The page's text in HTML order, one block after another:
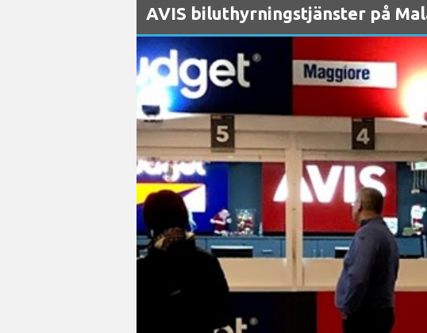
AVIS biluthyrningstjänster på